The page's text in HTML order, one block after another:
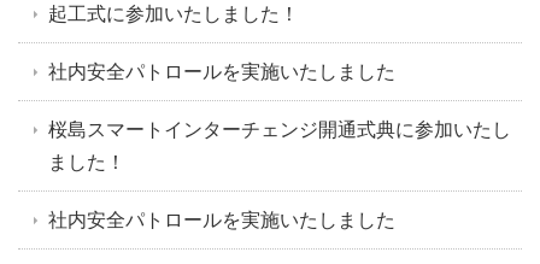
起工式に参加いたしました！
社内安全パトロールを実施いたしました
桜島スマートインターチェンジ開通式典に参加いたし
ました！
社内安全パトロールを実施いたしました